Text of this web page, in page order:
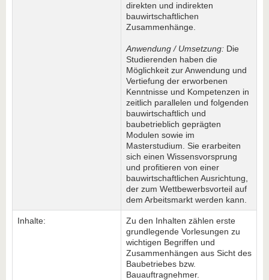
direkten und indirekten
bauwirtschaftlichen
Zusammenhänge.
Anwendung / Umsetzung: Die
Studierenden haben die
Möglichkeit zur Anwendung und
Vertiefung der erworbenen
Kenntnisse und Kompetenzen in
zeitlich parallelen und folgenden
bauwirtschaftlich und
baubetrieblich geprägten
Modulen sowie im
Masterstudium. Sie erarbeiten
sich einen Wissensvorsprung
und profitieren von einer
bauwirtschaftlichen Ausrichtung,
der zum Wettbewerbsvorteil auf
dem Arbeits­markt werden kann.
Inhalte:
Zu den Inhalten zählen erste
grundlegende Vorlesungen zu
wichtigen Begriffen und
Zusammenhängen aus Sicht des
Baubetriebes bzw.
Bauauftragnehmer.